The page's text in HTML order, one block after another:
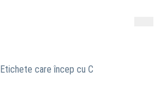
Etichete care încep cu C